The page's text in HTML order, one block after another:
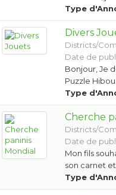
Type
Divers
Districts/
Date de
Bonjour, Je
Puzzle
Type
Cherche
Districts/
Date de
Mon fils
son carnet
Type